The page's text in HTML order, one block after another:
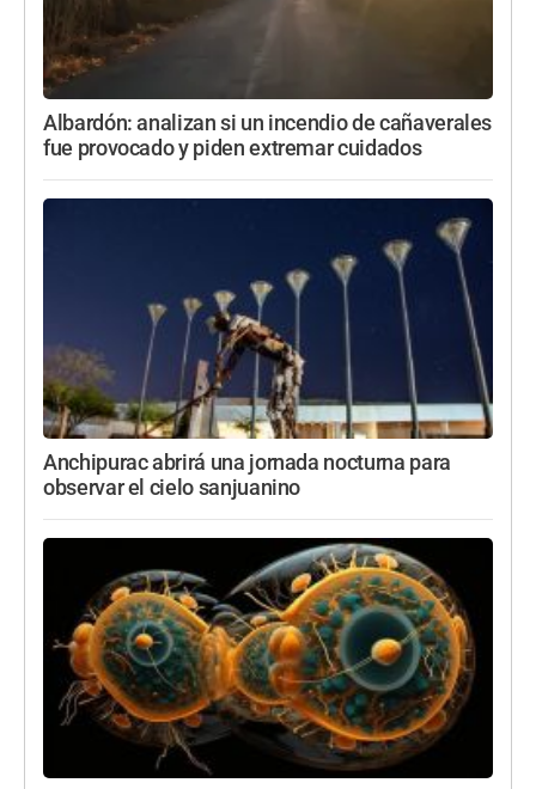
Albardón: analizan si un incendio de cañaverales
fue provocado y piden extremar cuidados
Anchipurac abrirá una jornada nocturna para
observar el cielo sanjuanino